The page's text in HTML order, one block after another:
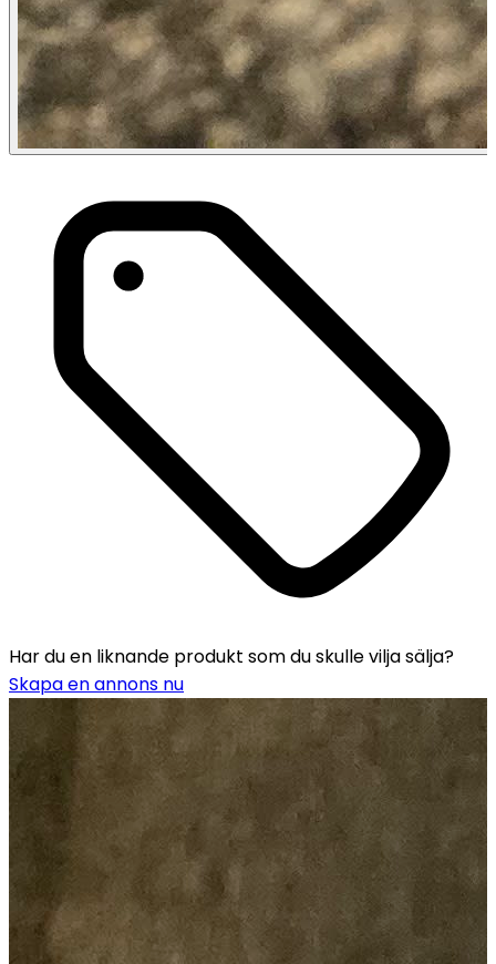
Har du en liknande produkt som du skulle vilja sälja?
Skapa en annons nu